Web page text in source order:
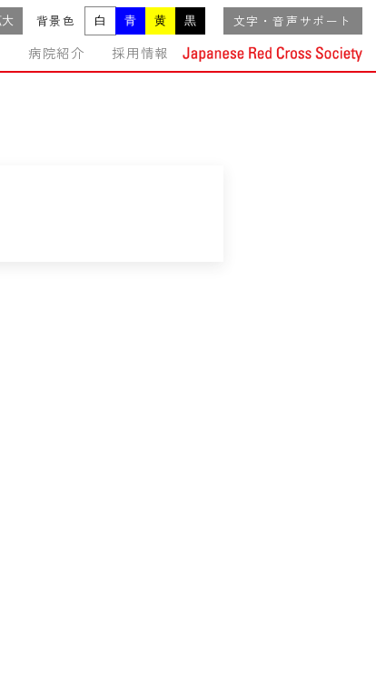
背景色 白 青 黄 黒 文字・音声サポート
病院紹介 採用情報